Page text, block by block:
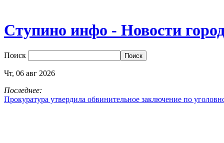
Ступино инфо - Новости
Поиск
Чт, 06 авг 2026
Последнее:
Прокуратура утвердила обвинительное заключение по